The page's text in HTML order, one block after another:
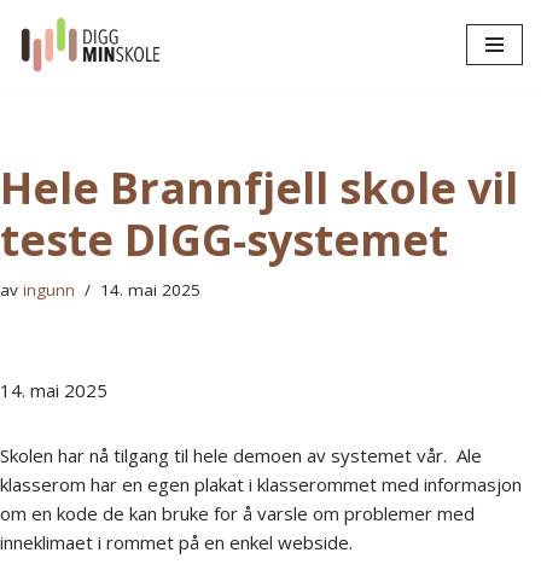
Hopp
Hele Brannfjell skole vil
teste DIGG-systemet
av ingunn 14. mai 2025
14. mai 2025
Skolen har nå tilgang til hele demoen av systemet vår. Ale
klasserom har en egen plakat i klasserommet med informasjon
om en kode de kan bruke for å varsle om problemer med
inneklimaet i rommet på en enkel webside.